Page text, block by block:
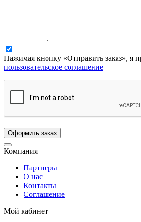
Нажимая кнопку «Отправить заказ», я
пользовательское соглашение
Компания
Партнеры
О нас
Контакты
Соглашение
Мой кабинет